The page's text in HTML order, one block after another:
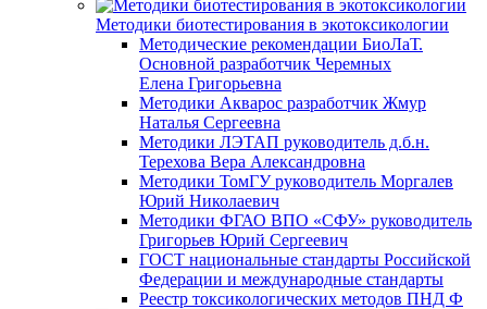
Методики биотестирования в экотоксикологии
Методические рекомендации БиоЛаТ.
Основной разработчик Черемных
Елена Григорьевна
Методики Акварос разработчик Жмур
Наталья Сергеевна
Методики ЛЭТАП руководитель д.б.н.
Терехова Вера Александровна
Методики ТомГУ руководитель Моргалев
Юрий Николаевич
Методики ФГАО ВПО «СФУ» руководитель
Григорьев Юрий Сергеевич
ГОСТ национальные стандарты Российской
Федерации и международные стандарты
Реестр токсикологических методов ПНД Ф